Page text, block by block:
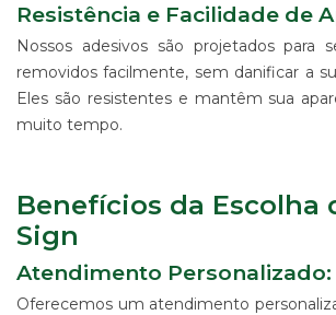
PRODUTO
PARA
EVENTOS
E
EMPRESAS
PONTO
DE
-
Resistência e Facilidade de
Nossos adesivos são projetados para
removidos facilmente, sem danificar a
Eles são resistentes e mantêm sua
muito tempo.
Benefícios da Escolha
Sign
Atendimento Personalizado:
Oferecemos um atendimento